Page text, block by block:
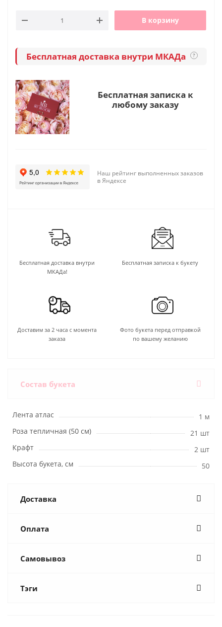
В корзину
Бесплатная доставка внутри МКАДа ?
Бесплатная записка к
любому заказу
Наш рейтинг выполненных заказов
в Яндексе
Бесплатная доставка внутри
МКАДа!
Бесплатная записка к букету
Доставим за 2 часа с момента
заказа
Фото букета перед отправкой
по вашему желанию
Состав букета
Лента атлас
1 м
Роза тепличная (50 см)
21 шт
Крафт
2 шт
Высота букета, см
50
Доставка
Оплата
Самовывоз
Тэги